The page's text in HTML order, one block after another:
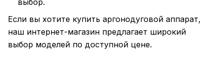
выбор.
Если вы хотите купить аргонодуговой аппарат,
наш интернет-магазин предлагает широкий
выбор моделей по доступной цене.